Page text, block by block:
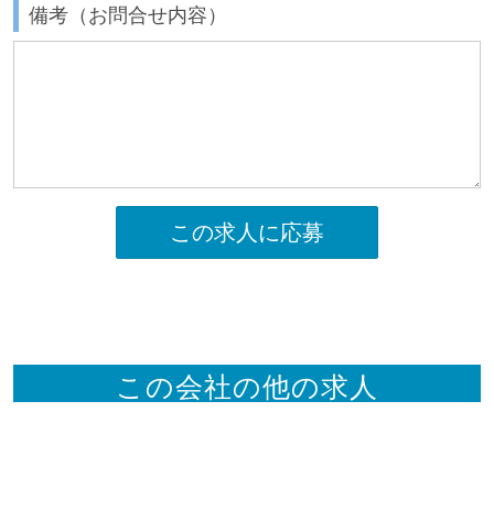
備考（お問合せ内容）
この求人に応募
この会社の他の求人